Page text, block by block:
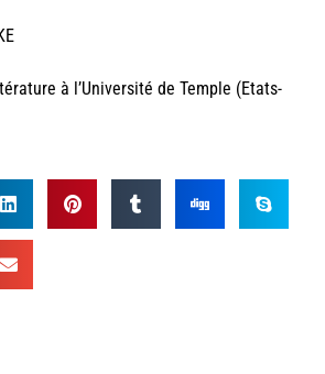
à l’Université de Temple (Etats-